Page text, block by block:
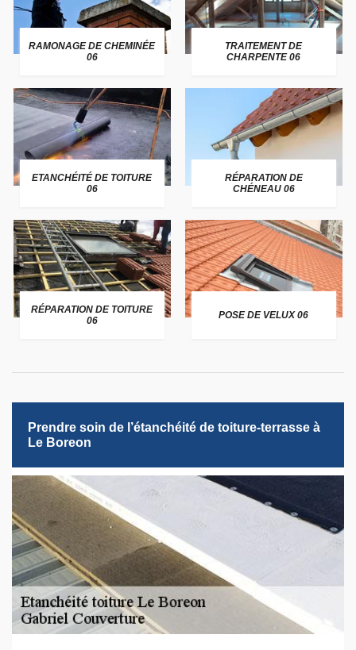
RAMONAGE DE CHEMINÉE
06
TRAITEMENT DE
CHARPENTE 06
ETANCHÉITÉ DE TOITURE
06
RÉPARATION DE
CHÉNEAU 06
RÉPARATION DE TOITURE
06
POSE DE VELUX 06
Prendre soin de l’étanchéité de toiture-terrasse à
Le Boreon